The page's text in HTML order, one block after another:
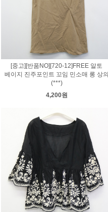
[중고][반품NO][720-12]FREE 알토
베이지 진주포인트 꼬임 민소매 롱 상의
(***)
4,200원